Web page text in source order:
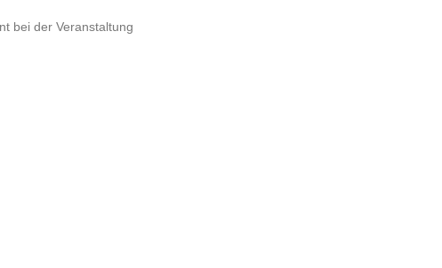
bei der Veranstaltung